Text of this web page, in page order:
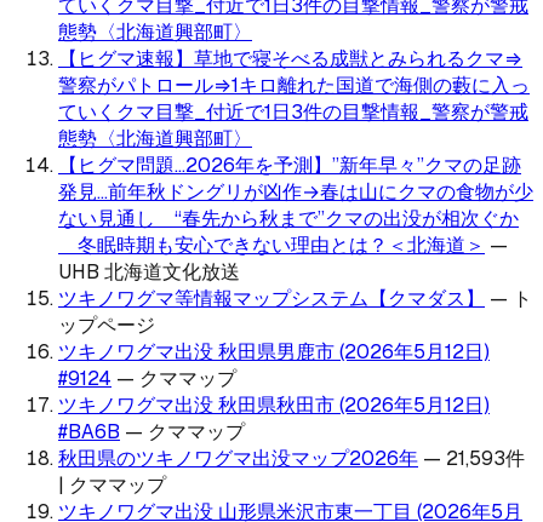
ていくクマ目撃_付近で1日3件の目撃情報_警察が警戒
態勢〈北海道興部町〉
【ヒグマ速報】草地で寝そべる成獣とみられるクマ⇒
警察がパトロール⇒1キロ離れた国道で海側の藪に入っ
ていくクマ目撃_付近で1日3件の目撃情報_警察が警戒
態勢〈北海道興部町〉
【ヒグマ問題…2026年を予測】”新年早々”クマの足跡
発見…前年秋ドングリが凶作→春は山にクマの食物が少
ない見通し＿“春先から秋まで”クマの出没が相次ぐか
＿冬眠時期も安心できない理由とは？＜北海道＞ —
UHB 北海道文化放送
ツキノワグマ等情報マップシステム【クマダス】
— ト
ップページ
ツキノワグマ出没 秋田県男鹿市 (2026年5月12日)
#9124 — クママップ
ツキノワグマ出没 秋田県秋田市 (2026年5月12日)
#BA6B — クママップ
秋田県のツキノワグマ出没マップ2026年 — 21,593件
| クママップ
ツキノワグマ出没 山形県米沢市東一丁目 (2026年5月